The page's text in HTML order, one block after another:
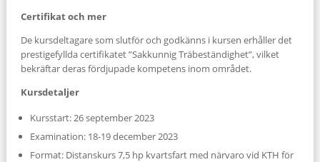
Certifikat och mer
De kursdeltagare som slutför och godkänns i kursen erhåller det
prestigefyllda certifikatet ”Sakkunnig Träbeständighet”, vilket
bekräftar deras fördjupade kompetens inom området.
Kursdetaljer
Kursstart: 26 september 2023
Examination: 18-19 december 2023
Format: Distanskurs 7,5 hp kvartsfart med närvaro vid KTH för